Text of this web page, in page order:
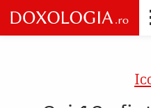
Skip
to
main